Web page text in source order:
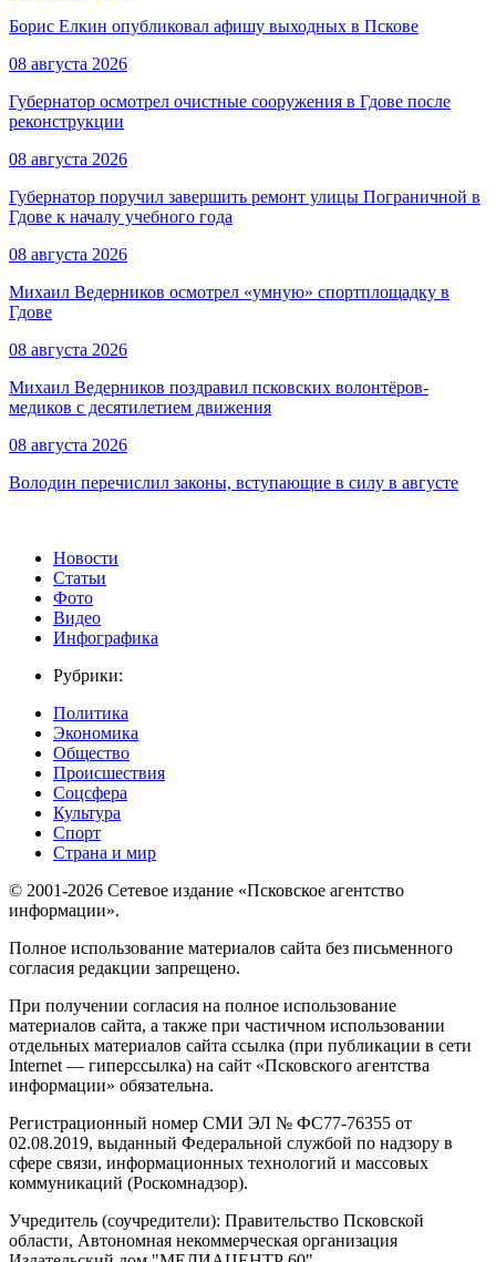
Борис Елкин опубликовал афишу выходных в Пскове
08 августа 2026
Губернатор осмотрел очистные сооружения в Гдове после
реконструкции
08 августа 2026
Губернатор поручил завершить ремонт улицы Пограничной в
Гдове к началу учебного года
08 августа 2026
Михаил Ведерников осмотрел «умную» спортплощадку в
Гдове
08 августа 2026
Михаил Ведерников поздравил псковских волонтёров-
медиков с десятилетием движения
08 августа 2026
Володин перечислил законы, вступающие в силу в августе
Новости
Статьи
Фото
Видео
Инфографика
Рубрики:
Политика
Экономика
Общество
Происшествия
Соцсфера
Культура
Спорт
Страна и мир
© 2001-2026 Сетевое издание «Псковское агентство
информации».
Полное использование материалов сайта без письменного
согласия редакции запрещено.
При получении согласия на полное использование
материалов сайта, а также при частичном использовании
отдельных материалов сайта ссылка (при публикации в сети
Internet — гиперссылка) на сайт «Псковского агентства
информации» обязательна.
Регистрационный номер СМИ ЭЛ № ФС77-76355 от
02.08.2019, выданный Федеральной службой по надзору в
сфере связи, информационных технологий и массовых
коммуникаций (Роскомнадзор).
Учредитель (соучредители): Правительство Псковской
области, Автономная некоммерческая организация